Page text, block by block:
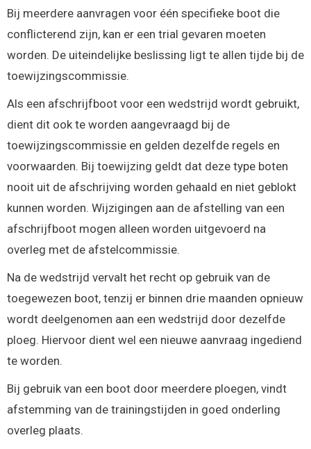
Bij meerdere aanvragen voor één specifieke boot die
conflicterend zijn, kan er een trial gevaren moeten
worden. De uiteindelijke beslissing ligt te allen tijde bij de
toewijzingscommissie.
Als een afschrijfboot voor een wedstrijd wordt gebruikt,
dient dit ook te worden aangevraagd bij de
toewijzingscommissie en gelden dezelfde regels en
voorwaarden. Bij toewijzing geldt dat deze type boten
nooit uit de afschrijving worden gehaald en niet geblokt
kunnen worden. Wijzigingen aan de afstelling van een
afschrijfboot mogen alleen worden uitgevoerd na
overleg met de afstelcommissie.
Na de wedstrijd vervalt het recht op gebruik van de
toegewezen boot, tenzij er binnen drie maanden opnieuw
wordt deelgenomen aan een wedstrijd door dezelfde
ploeg. Hiervoor dient wel een nieuwe aanvraag ingediend
te worden.
Bij gebruik van een boot door meerdere ploegen, vindt
afstemming van de trainingstijden in goed onderling
overleg plaats.